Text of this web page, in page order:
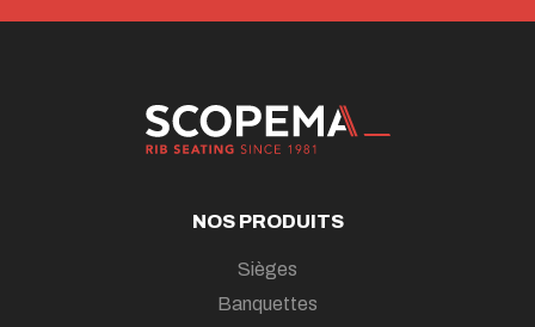
NOS PRODUITS
Sièges
Banquettes